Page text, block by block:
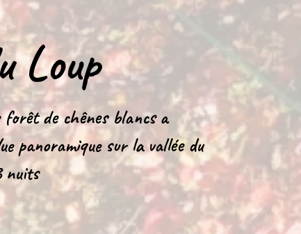
Loup
de chênes blancs a
panoramique sur la vallée du
nuits